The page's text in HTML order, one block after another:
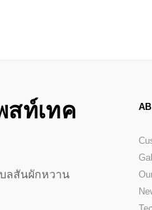
สท์เทค
ลสันผักหวาน